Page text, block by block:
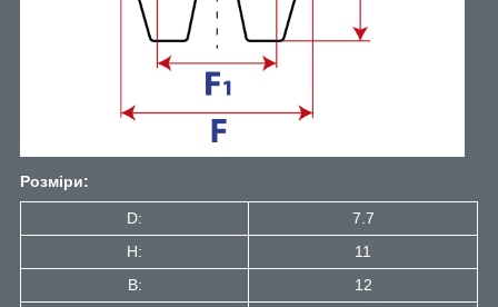
Розміри:
D:
7.7
H:
11
B:
12